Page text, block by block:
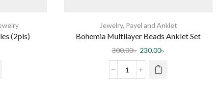
(2pis)
Jewelry, Payel and Anklet
Bohemia Multilayer Beads Anklet Set
Fashion Sequins Star Ankle Bracelets for
Women Summer Beach Foot Jewelry Leg
Chain Anklets
300.00৳ 230.00৳